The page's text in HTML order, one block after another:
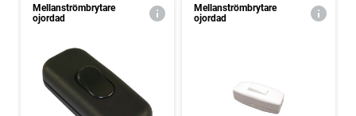
Mellanströmbrytare
ojordad
Mellanströmbrytare
ojordad